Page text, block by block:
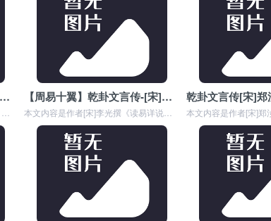
乾卦文言传-[元]吴澄撰《易纂言•卷九》 【周易十翼】乾卦文言传-[宋]李杞撰《用易详解•卷一》